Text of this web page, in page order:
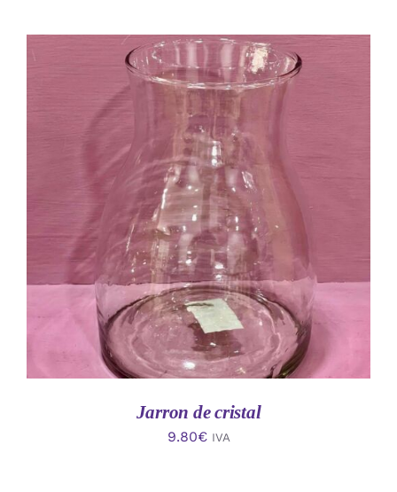
AÑADIR AL CARRITO
DETALLES
Jarron de cristal
9.80€ IVA